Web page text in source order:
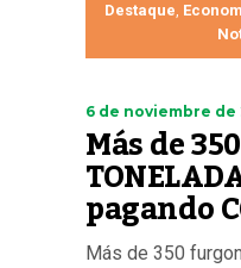
Destaque,
6 de noviembre de
Más de
pagando
Más de 350